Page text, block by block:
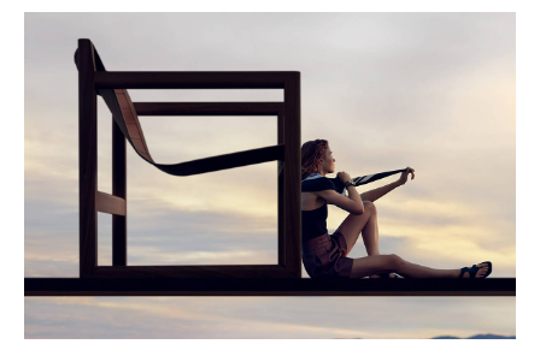
POPÜLER ARAMALAR
Lezzet Eğlence